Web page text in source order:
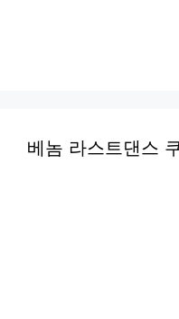
베놈 라스트댄스